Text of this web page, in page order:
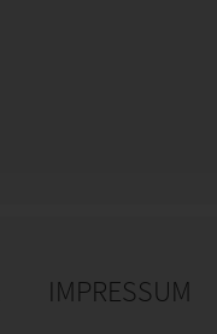
IMPRESSUM